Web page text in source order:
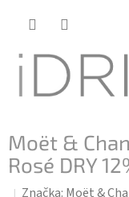
Moët &
Rosé DRY
Značka: Moët &